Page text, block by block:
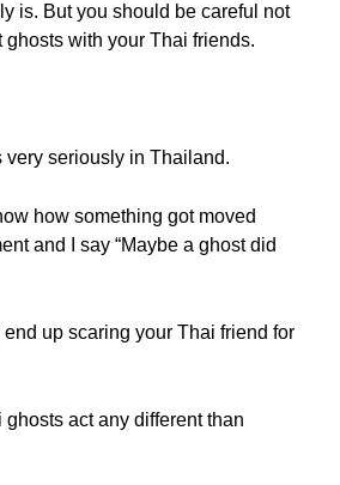
is. But you should be careful not
with your Thai friends.
very seriously in Thailand.
how something got moved
and I say “Maybe a ghost did
end up scaring your Thai friend for
ghosts act any different than